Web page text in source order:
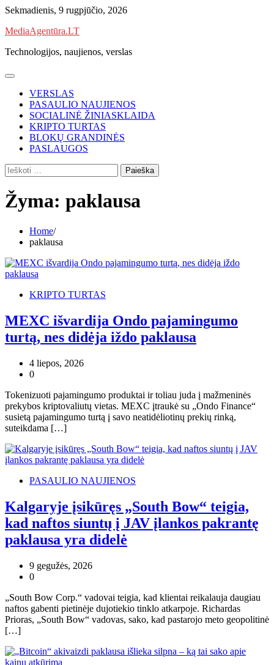
Skip
content
Sekmadienis, 9 rugpjūčio, 2026
MediaAgentūra.LT
Technologijos, naujienos, verslas
VERSLAS
PASAULIO NAUJIENOS
SOCIALINĖ ŽINIASKLAIDA
KRIPTO TURTAS
BLOKŲ GRANDINĖS
PASLAUGOS
Ieškoti:
Žyma: paklausa
Home
paklausa
KRIPTO TURTAS
MEXC išvardija Ondo pajamingumo
turtą, nes didėja iždo paklausa
4 liepos, 2026
0
Tokenizuoti pajamingumo produktai ir toliau juda į mažmeninės
prekybos kriptovaliutų vietas. MEXC įtraukė su „Ondo Finance“
susietą pajamingumo turtą į savo neatidėliotinų prekių rinką,
suteikdama […]
PASAULIO NAUJIENOS
Kalgaryje įsikūręs „South Bow“ teigia,
kad naftos siuntų į JAV įlankos pakrantę
paklausa yra didelė
9 gegužės, 2026
0
„South Bow Corp.“ vadovai teigia, kad klientai reikalauja daugiau
naftos gabenti pietinėje dujotiekio tinklo atkarpoje. Richardas
Prioras, „South Bow“ vadovas, sako, kad pastarojo meto geopolitinė
[…]